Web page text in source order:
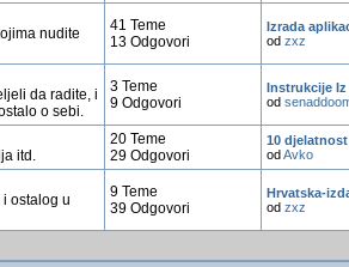
nudite
41 Teme
13 Odgovori
Izrada
od zxz
da radite, i
o sebi.
3 Teme
9 Odgovori
Instrukcije Iz
od
itd.
20 Teme
29 Odgovori
10
odAvko
ostalog u
9 Teme
39 Odgovori
Hrvatska-
od zxz